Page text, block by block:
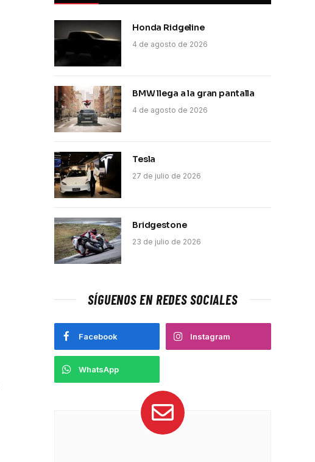
Honda Ridgeline
4 de agosto de 2026
BMW llega a la gran pantalla
4 de agosto de 2026
Tesla
27 de julio de 2026
Bridgestone
23 de julio de 2026
SÍGUENOS EN REDES SOCIALES
Facebook Instagram
WhatsApp